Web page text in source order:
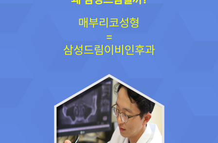
매부리코성형
=
삼성드림이비인후과